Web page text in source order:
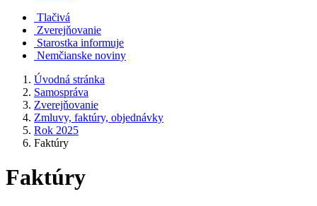
Tlačivá
Zverejňovanie
Starostka informuje
Nemčianske noviny
Úvodná stránka
Samospráva
Zverejňovanie
Zmluvy, faktúry, objednávky
Rok 2025
Faktúry
Faktúry